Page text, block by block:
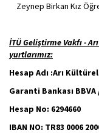
Zeynep Birkan Kız
İTÜ Geliştirme Vakfı -
yurtlarımız:
Hesap Adı :Arı
Garanti Bankası
Hesap No: 6294660
IBAN NO: TR83 0006